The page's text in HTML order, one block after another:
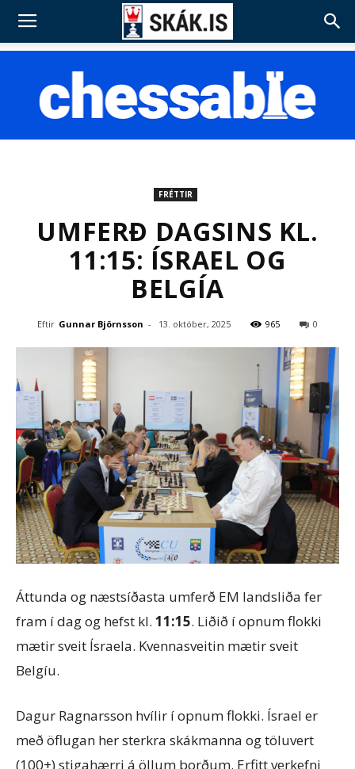
FRÉTTIR
UMFERÐ DAGSINS KL.
11:15: ÍSRAEL OG
BELGÍA
Eftir Gunnar Björnsson - 13. október, 2025 965 0
Áttunda og næstsíðasta umferð EM landsliða fer
fram í dag og hefst kl. 11:15. Liðið í opnum flokki
mætir sveit Ísraela. Kvennasveitin mætir sveit
Belgíu.
Dagur Ragnarsson hvílir í opnum flokki. Ísrael er
með öflugan her sterkra skákmanna og töluvert
(100+) stigahærri á öllum borðum. Erfitt verkefni